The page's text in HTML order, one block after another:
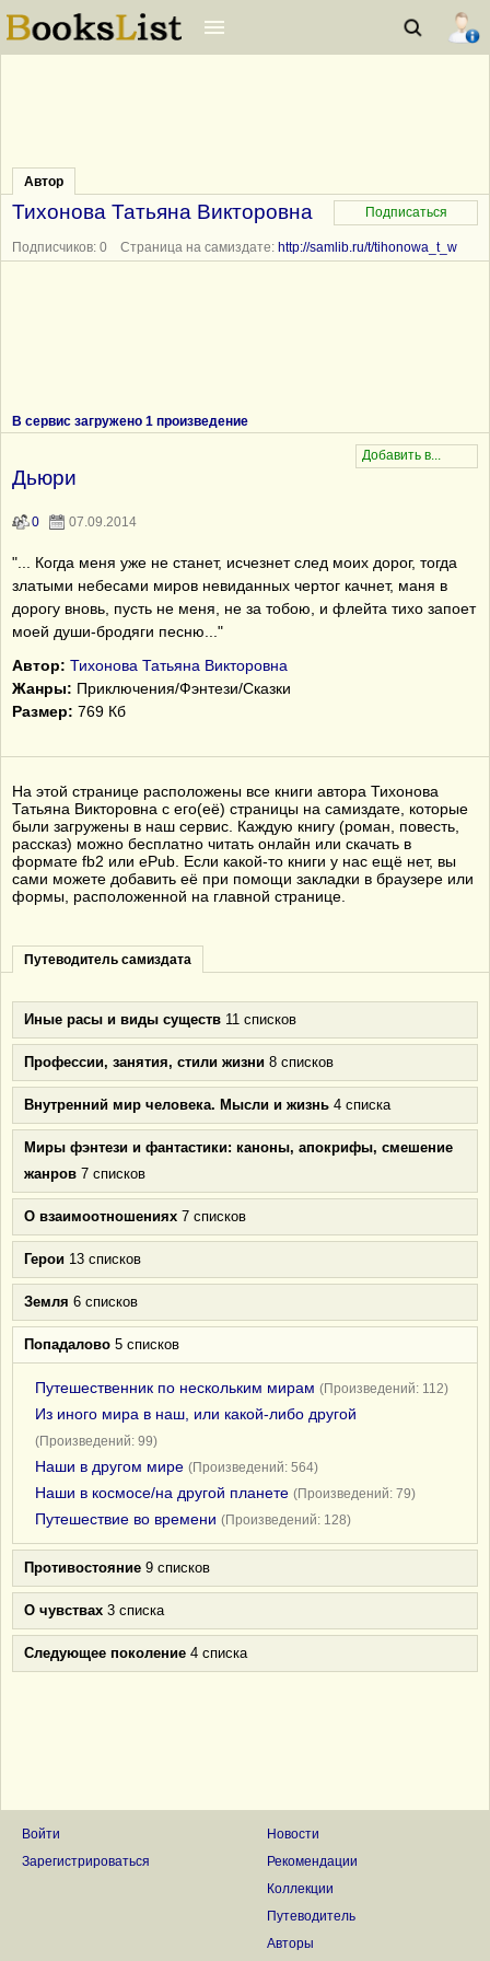
Автор
Тихонова Татьяна Викторовна
Подписчиков: 0 Страница на самиздате: http://samlib.ru/t/tihonowa_t_w
В сервис загружено 1 произведение
Дьюри
0 07.09.2014
"... Когда меня уже не станет, исчезнет след моих дорог, тогда
златыми небесами миров невиданных чертог качнет, маня в
дорогу вновь, пусть не меня, не за тобою, и флейта тихо запоет
моей души-бродяги песню..."
Автор: Тихонова Татьяна Викторовна
Жанры: Приключения/Фэнтези/Сказки
Размер: 769 Кб
На этой странице расположены все книги автора Тихонова
Татьяна Викторовна с его(её) страницы на самиздате, которые
были загружены в наш сервис. Каждую книгу (роман, повесть,
рассказ) можно бесплатно читать онлайн или скачать в
формате fb2 или ePub. Если какой-то книги у нас ещё нет, вы
сами можете добавить её при помощи закладки в браузере или
формы, расположенной на главной странице.
Путеводитель самиздата
Иные расы и виды существ 11 списков
Профессии, занятия, стили жизни 8 списков
Внутренний мир человека. Мысли и жизнь 4 списка
Миры фэнтези и фантастики: каноны, апокрифы, смешение
жанров 7 списков
О взаимоотношениях 7 списков
Герои 13 списков
Земля 6 списков
Попадалово 5 списков
Путешественник по нескольким мирам (Произведений: 112)
Из иного мира в наш, или какой-либо другой
(Произведений: 99)
Наши в другом мире (Произведений: 564)
Наши в космосе/на другой планете (Произведений: 79)
Путешествие во времени (Произведений: 128)
Противостояние 9 списков
О чувствах 3 списка
Следующее поколение 4 списка
Войти
Зарегистрироваться
Новости
Рекомендации
Коллекции
Путеводитель
Авторы